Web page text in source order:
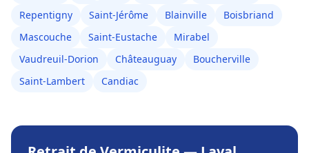
Repentigny
Saint-Jérôme Blainville
Boisbriand
Mascouche
Saint-Eustache
Mirabel
Vaudreuil-Dorion
Châteauguay
Boucherville
Saint-Lambert
Candiac